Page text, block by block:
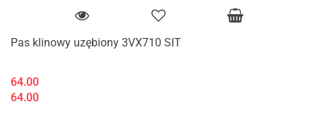
Pas klinowy uzębiony 3VX710 SIT
64.00
64.00